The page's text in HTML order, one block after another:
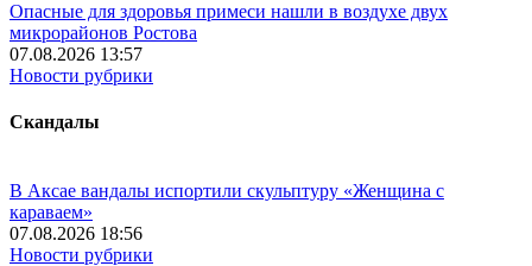
Опасные для здоровья примеси нашли в воздухе двух
микрорайонов Ростова
07.08.2026 13:57
Новости рубрики
Скандалы
В Аксае вандалы испортили скульптуру «Женщина с
караваем»
07.08.2026 18:56
Новости рубрики